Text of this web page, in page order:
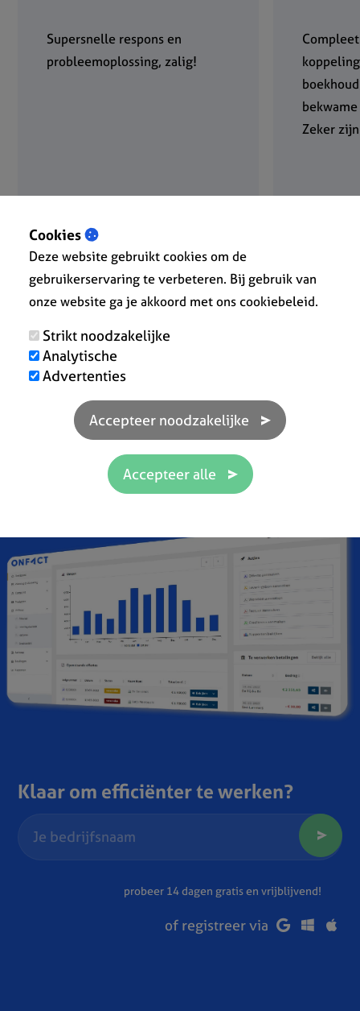
Supersnelle respons en
probleemoplossing, zalig!
EPC-Melle
★ ★ ★ ★ ★
Zeker
Klaar om efficiënter te werken?
probeer 14 dagen gratis en vrijblijvend!
of registreer via
Cookies
Deze website gebruikt cookies om de
gebruikerservaring te verbeteren. Bij gebruik van
onze website ga je akkoord met ons cookiebeleid.
Strikt noodzakelijke
Analytische
Advertenties